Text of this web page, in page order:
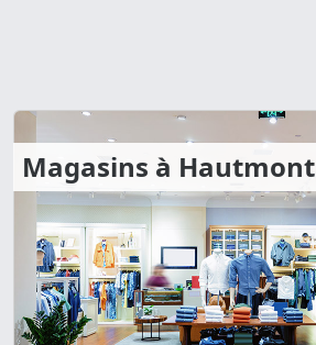
Magasins à Hautmont